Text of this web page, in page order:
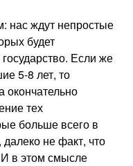
нас ждут непростые
будет
Если же
5-8 лет, то
окончательно
тех
больше всего в
не факт, что
И в этом смысле